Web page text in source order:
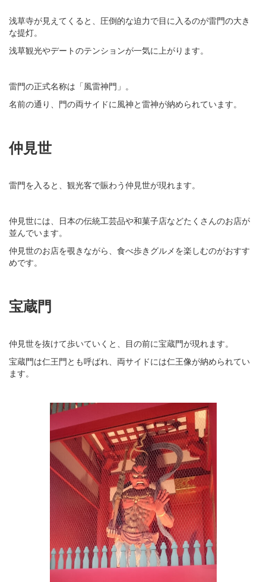
浅草寺が見えてくると、圧倒的な迫力で目に入るのが雷門の大き
な提灯。
浅草観光やデートのテンションが一気に上がります。
雷門の正式名称は「風雷神門」。
名前の通り、門の両サイドに風神と雷神が納められています。
仲見世
雷門を入ると、観光客で賑わう仲見世が現れます。
仲見世には、日本の伝統工芸品や和菓子店などたくさんのお店が
並んでいます。
仲見世のお店を覗きながら、食べ歩きグルメを楽しむのがおすす
めです。
宝蔵門
仲見世を抜けて歩いていくと、目の前に宝蔵門が現れます。
宝蔵門は仁王門とも呼ばれ、両サイドには仁王像が納められてい
ます。